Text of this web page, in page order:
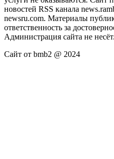
новостей RSS канала
newsru.com. Материалы
ответственность за
Администрация сайта не несёт.
Сайт от bmb2 @ 2024